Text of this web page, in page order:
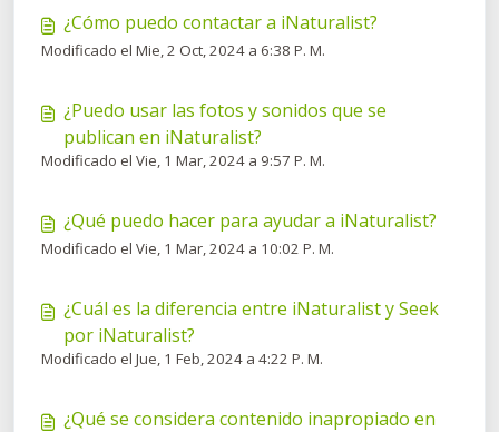
¿Cómo puedo contactar a iNaturalist?
Modificado el Mie, 2 Oct, 2024 a 6:38 P. M.
¿Puedo usar las fotos y sonidos que se
publican en iNaturalist?
Modificado el Vie, 1 Mar, 2024 a 9:57 P. M.
¿Qué puedo hacer para ayudar a iNaturalist?
Modificado el Vie, 1 Mar, 2024 a 10:02 P. M.
¿Cuál es la diferencia entre iNaturalist y Seek
por iNaturalist?
Modificado el Jue, 1 Feb, 2024 a 4:22 P. M.
¿Qué se considera contenido inapropiado en